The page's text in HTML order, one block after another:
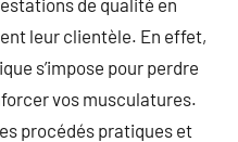
de qualité en
leur clientèle. En effet,
s’impose pour perdre
vos musculatures.
procédés pratiques et